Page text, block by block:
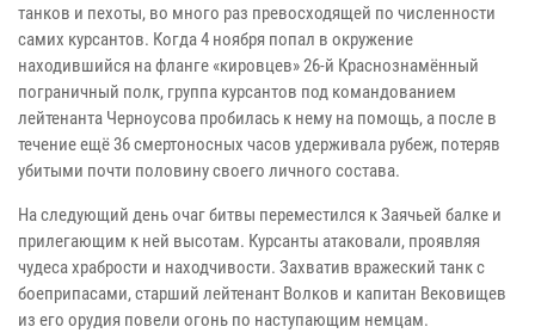
танков и пехоты, во много раз превосходящей по численности
самих курсантов. Когда 4 ноября попал в окружение
находившийся на фланге «кировцев» 26-й Краснознамённый
пограничный полк, группа курсантов под командованием
лейтенанта Черноусова пробилась к нему на помощь, а после в
течение ещё 36 смертоносных часов удерживала рубеж, потеряв
убитыми почти половину своего личного состава.
На следующий день очаг битвы переместился к Заячьей балке и
прилегающим к ней высотам. Курсанты атаковали, проявляя
чудеса храбрости и находчивости. Захватив вражеский танк с
боеприпасами, старший лейтенант Волков и капитан Вековищев
из его орудия повели огонь по наступающим немцам.